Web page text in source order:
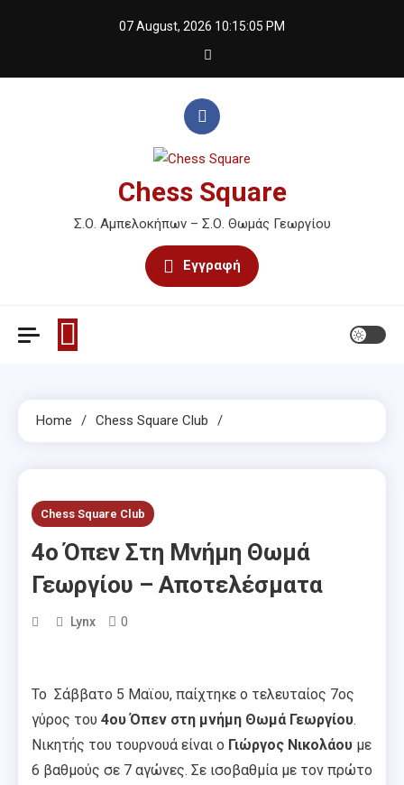
07 August, 2026 10:15:05 PM
Chess Square
Σ.Ο. Αμπελοκήπων – Σ.Ο. Θωμάς Γεωργίου
Εγγραφή
Home Chess Square Club
Chess Square Club
4ο Όπεν Στη Μνήμη Θωμά
Γεωργίου – Αποτελέσματα
Lynx 0
Το Σάββατο 5 Μαϊου, παίχτηκε ο τελευταίος 7ος
γύρος του 4ου Όπεν στη μνήμη Θωμά Γεωργίου.
Νικητής του τουρνουά είναι ο Γιώργος Νικολάου με
6 βαθμούς σε 7 αγώνες. Σε ισοβαθμία με τον πρώτο